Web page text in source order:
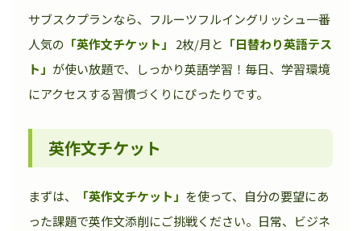
サブスクプランなら、フルーツフルイングリッシュ一番
人気の 「英作文チケット」 2枚/月と 「日替わり英語テス
ト」 が使い放題で、しっかり英語学習！毎日、学習環境
にアクセスする習慣づくりにぴったりです。
英作文チケット
まずは、 「英作文チケット」 を使って、自分の要望にあ
った課題で英作文添削にご挑戦ください。日常、ビジネ